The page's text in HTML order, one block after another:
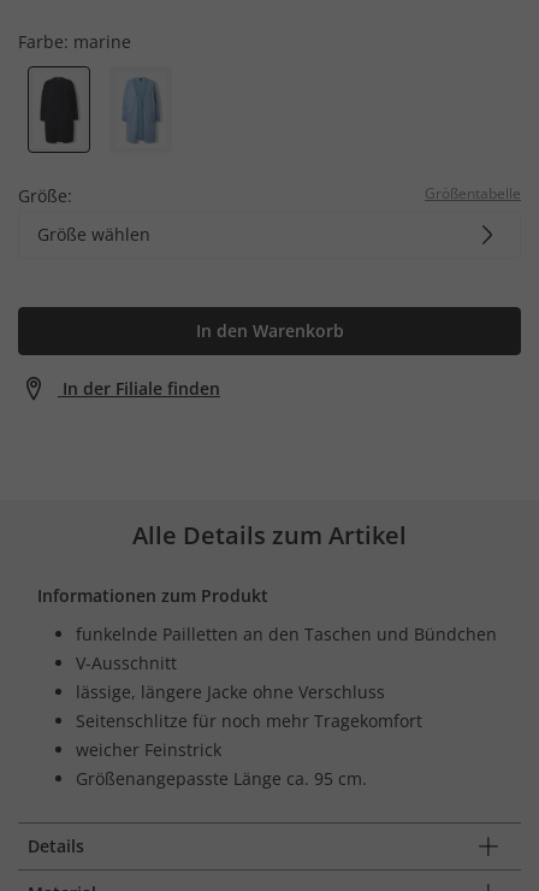
Farbe: marine
Größe: Größentabelle
Größe wählen
In den Warenkorb
In der Filiale finden
Alle Details zum Artikel
Informationen zum Produkt
funkelnde Pailletten an den Taschen und Bündchen
V-Ausschnitt
lässige, längere Jacke ohne Verschluss
Seitenschlitze für noch mehr Tragekomfort
weicher Feinstrick
Größenangepasste Länge ca. 95 cm.
Details